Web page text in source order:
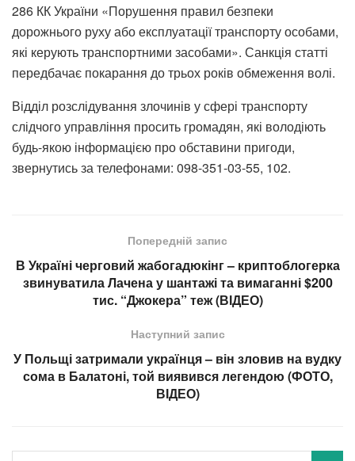
286 КК України «Порушення правил безпеки
дорожнього руху або експлуатації транспорту особами,
які керують транспортними засобами». Санкція статті
передбачає покарання до трьох років обмеження волі.
Відділ розслідування злочинів у сфері транспорту
слідчого управління просить громадян, які володіють
будь-якою інформацією про обставини пригоди,
звернутись за телефонами: 098-351-03-55, 102.
Попередній запис
В Україні черговий жабогадюкінг – криптоблогерка
звинуватила Лачена у шантажі та вимаганні $200
тис. “Джокера” теж (ВІДЕО)
Наступний запис
У Польщі затримали українця – він зловив на вудку
сома в Балатоні, той виявився легендою (ФОТО,
ВІДЕО)